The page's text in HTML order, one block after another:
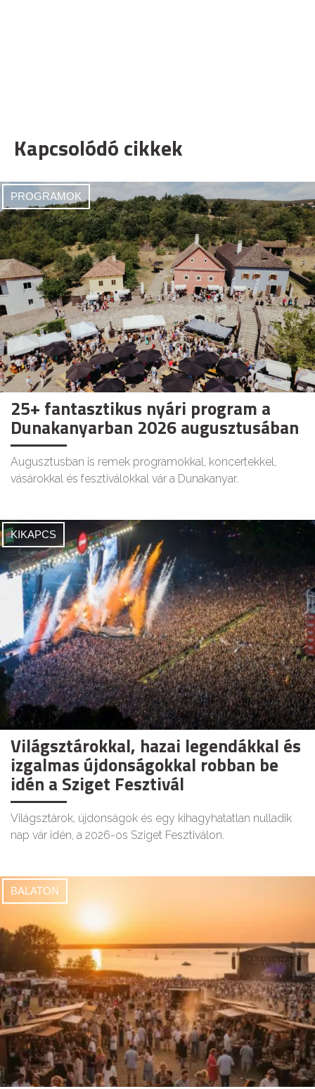
Kapcsolódó cikkek
PROGRAMOK
25+ fantasztikus nyári program a
Dunakanyarban 2026 augusztusában
Augusztusban is remek programokkal, koncertekkel,
vásárokkal és fesztiválokkal vár a Dunakanyar.
KIKAPCS
Világsztárokkal, hazai legendákkal és
izgalmas újdonságokkal robban be
idén a Sziget Fesztivál
Világsztárok, újdonságok és egy kihagyhatatlan nulladik
nap vár idén, a 2026-os Sziget Fesztiválon.
BALATON